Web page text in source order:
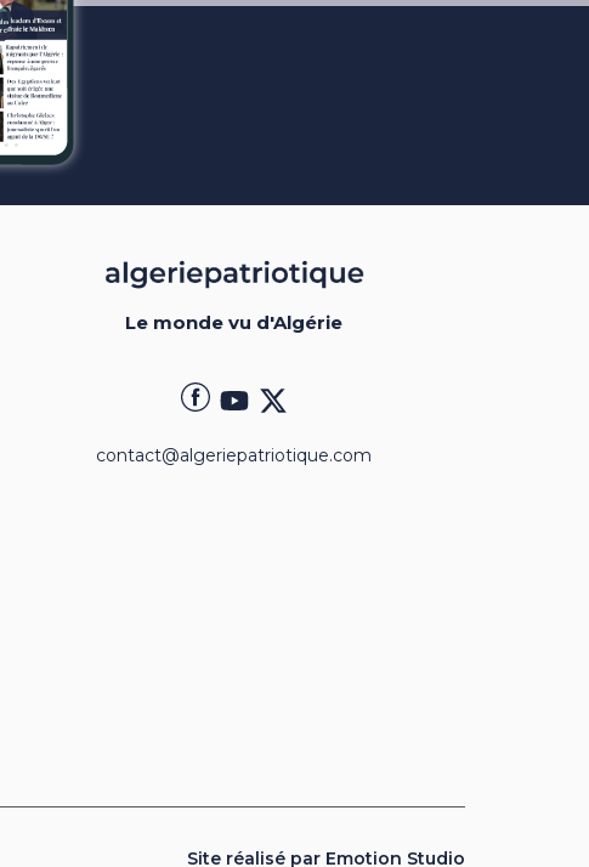
Le monde vu d'Algérie
contact@algeriepatriotique.com
Site réalisé par Emotion Studio